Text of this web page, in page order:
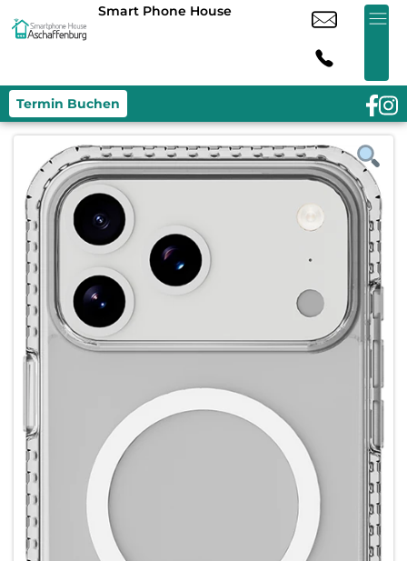
Smart Phone House
Termin Buchen